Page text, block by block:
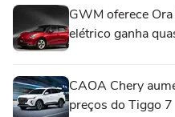
GWM oferece
elétrico ganha
CAOA Chery
preços do Tiggo 7